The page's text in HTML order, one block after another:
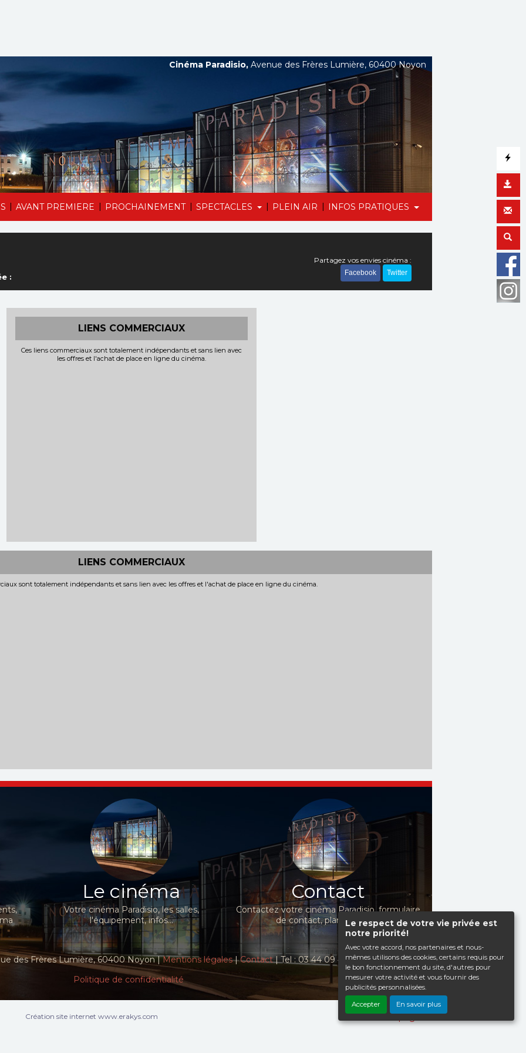
Le respect de votre vie privée est
notre priorité!
Avec votre accord, nos partenaires et nous-
mêmes utilisons des cookies, certains requis pour
le bon fonctionnement du site, d'autres pour
mesurer votre activité et vous fournir des
publicités personnalisées.
Accepter En savoir plus
| AVANT PREMIERE | PROCHAINEMENT | SPECTACLES | PLEIN AIR | INFOS PRATIQUES
Cinéma Paradisio, Avenue des Frères Lumière, 60400 Noyon
:
Partagez vos envies cinéma :
Facebook Twitter
LIENS COMMERCIAUX
Ces liens commerciaux sont totalement indépendants et sans lien avec
les offres et l'achat de place en ligne du cinéma.
LIENS COMMERCIAUX
sont totalement indépendants et sans lien avec les offres et l'achat de place en ligne du cinéma.
Le cinéma
Votre cinéma Paradisio, les salles,
l'équipement, infos...
Contact
Contactez votre cinéma Paradisio, formulaire
de contact, plan d'accès...
des Frères Lumière, 60400 Noyon |Mentions légales|Contact| Tel : 03 44 09 41 98
Politique de confidentialité
Haut de page
Création site internet www.erakys.com